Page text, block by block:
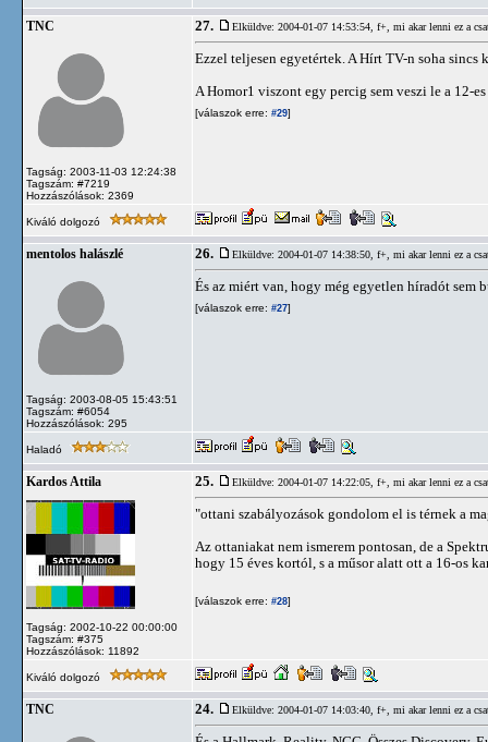
TNC
Tagság: 2003-11-03 12:24:38
Tagszám: #7219
Hozzászólások: 2369
27. Elküldve: 2004-01-07 14:53:54, f+, mi akar lenni ez a
Ezzel teljesen egyetértek. A Hírt TV-n soha sincs
A Homor1 viszont egy percig sem veszi le a 12-
[válaszok erre: #29]
Kiváló dolgozó
mentolos halászlé
Tagság: 2003-08-05 15:43:51
Tagszám: #6054
Hozzászólások: 295
26. Elküldve: 2004-01-07 14:38:50, f+, mi akar lenni ez a
És az miért van, hogy még egyetlen híradót sem
[válaszok erre: #27]
Haladó
Kardos Attila
Tagság: 2002-10-22 00:00:00
Tagszám: #375
Hozzászólások: 11892
25. Elküldve: 2004-01-07 14:22:05, f+, mi akar lenni ez a
"ottani szabályozások gondolom el is térnek a
Az ottaniakat nem ismerem pontosan, de a
hogy 15 éves kortól, s a műsor alatt ott a 16-os
[válaszok erre: #28]
Kiváló dolgozó
TNC 24. Elküldve: 2004-01-07 14:03:40, f+, mi akar lenni ez a